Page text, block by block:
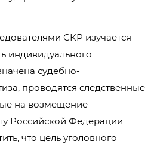
СКР изучается
индивидуального
судебно-
проводятся следственные
на возмещение
Российской Федерации
что цель уголовного